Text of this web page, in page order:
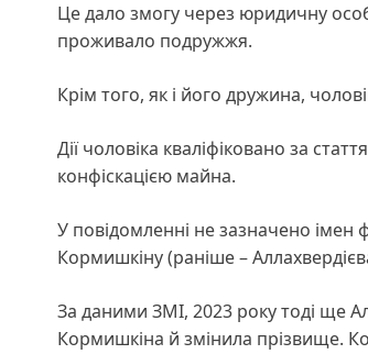
Це дало змогу через юридичну
проживало подружжя.
Крім того, як і його дружина,
Дії чоловіка кваліфіковано за
конфіскацією майна.
У повідомленні не зазначено імен
Кормишкіну (раніше –
За даними ЗМІ, 2023 року тоді ще
Кормишкіна й змінила прізвище.